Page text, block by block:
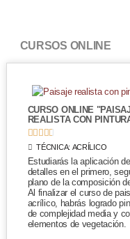
CURSOS ONLINE
CURSO ONLINE
REALISTA CON

TÉCNICA: ACRÍLICO
Estudiarás la aplicación
detalles en el primero,
plano de la composición
Al finalizar el curso de
acrílico, habrás logrado
de complejidad media y
elementos de vegetación.